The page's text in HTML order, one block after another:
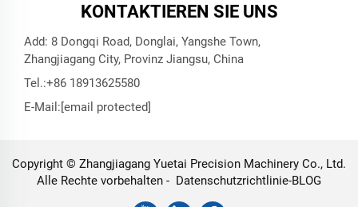
KONTAKTIEREN SIE UNS
Add: 8 Dongqi Road, Donglai, Yangshe Town,
Zhangjiagang City, Provinz Jiangsu, China
Tel.:+86 18913625580
E-Mail:[email protected]
Copyright © Zhangjiagang Yuetai Precision Machinery Co., Ltd.
Alle Rechte vorbehalten - Datenschutzrichtlinie-BLOG